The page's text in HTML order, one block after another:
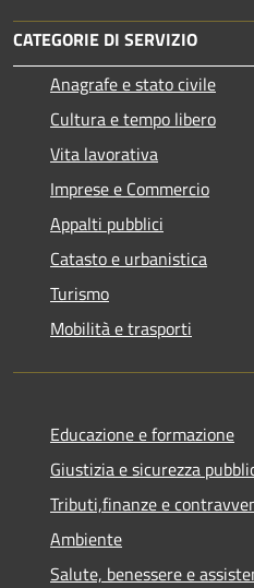
CATEGORIE DI SERVIZIO
Anagrafe e stato civile
Cultura e tempo libero
Vita lavorativa
Imprese e Commercio
Appalti pubblici
Catasto e urbanistica
Turismo
Mobilità e trasporti
Educazione e formazione
Giustizia e sicurezza
Tributi,finanze e
Ambiente
Salute, benessere e